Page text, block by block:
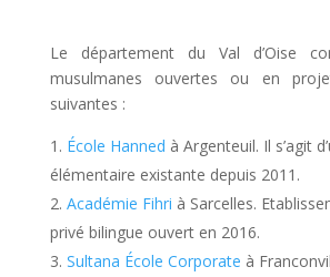
Le département du Val d’Oise
musulmanes ouvertes ou en
suivantes :
École Hanned à Argenteuil. Il s’agit
élémentaire existante depuis 2011.
Académie Fihri à Sarcelles.
privé bilingue ouvert en 2016.
Sultana École Corporate à